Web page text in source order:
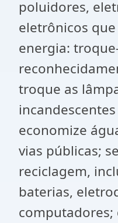
poluidores,
eletrônicos
energia:
troque as
economize
vias públicas;
reciclagem,
baterias,
computadores;